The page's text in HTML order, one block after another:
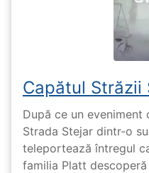
Capătul Străzii
După ce un
Strada Stejar dintr-o
teleportează întregul
familia Platt